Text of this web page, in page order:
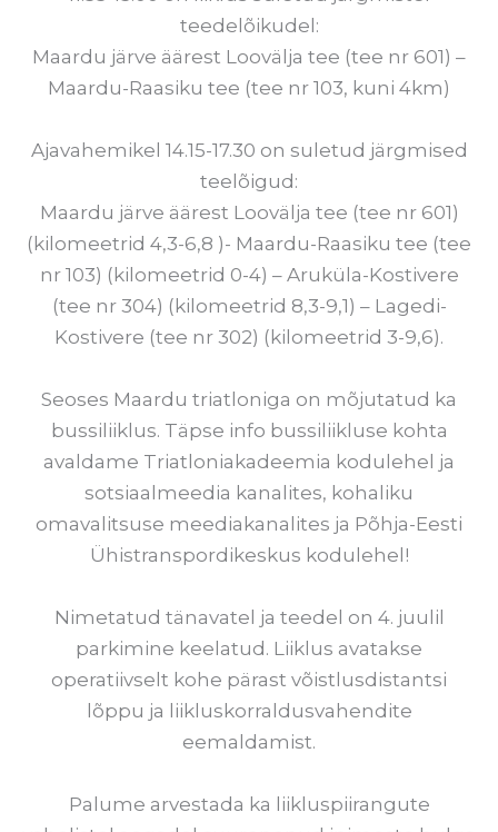
teedelõikudel:
Maardu järve äärest Loovälja tee (tee nr 601) –
Maardu-Raasiku tee (tee nr 103, kuni 4km)
Ajavahemikel 14.15-17.30 on suletud järgmised
teelõigud:
Maardu järve äärest Loovälja tee (tee nr 601)
(kilomeetrid 4,3-6,8 )- Maardu-Raasiku tee (tee
nr 103) (kilomeetrid 0-4) – Aruküla-Kostivere
(tee nr 304) (kilomeetrid 8,3-9,1) – Lagedi-
Kostivere (tee nr 302) (kilomeetrid 3-9,6).
Seoses Maardu triatloniga on mõjutatud ka
bussiliiklus. Täpse info bussiliikluse kohta
avaldame Triatloniakadeemia kodulehel ja
sotsiaalmeedia kanalites, kohaliku
omavalitsuse meediakanalites ja Põhja-Eesti
Ühistranspordikeskus kodulehel!
Nimetatud tänavatel ja teedel on 4. juulil
parkimine keelatud. Liiklus avatakse
operatiivselt kohe pärast võistlusdistantsi
lõppu ja liikluskorraldusvahendite
eemaldamist.
Palume arvestada ka liikluspiirangute